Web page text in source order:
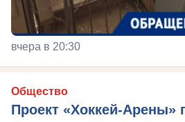
вчера в 20:30
Общество
Проект «Хоккей-Арены»